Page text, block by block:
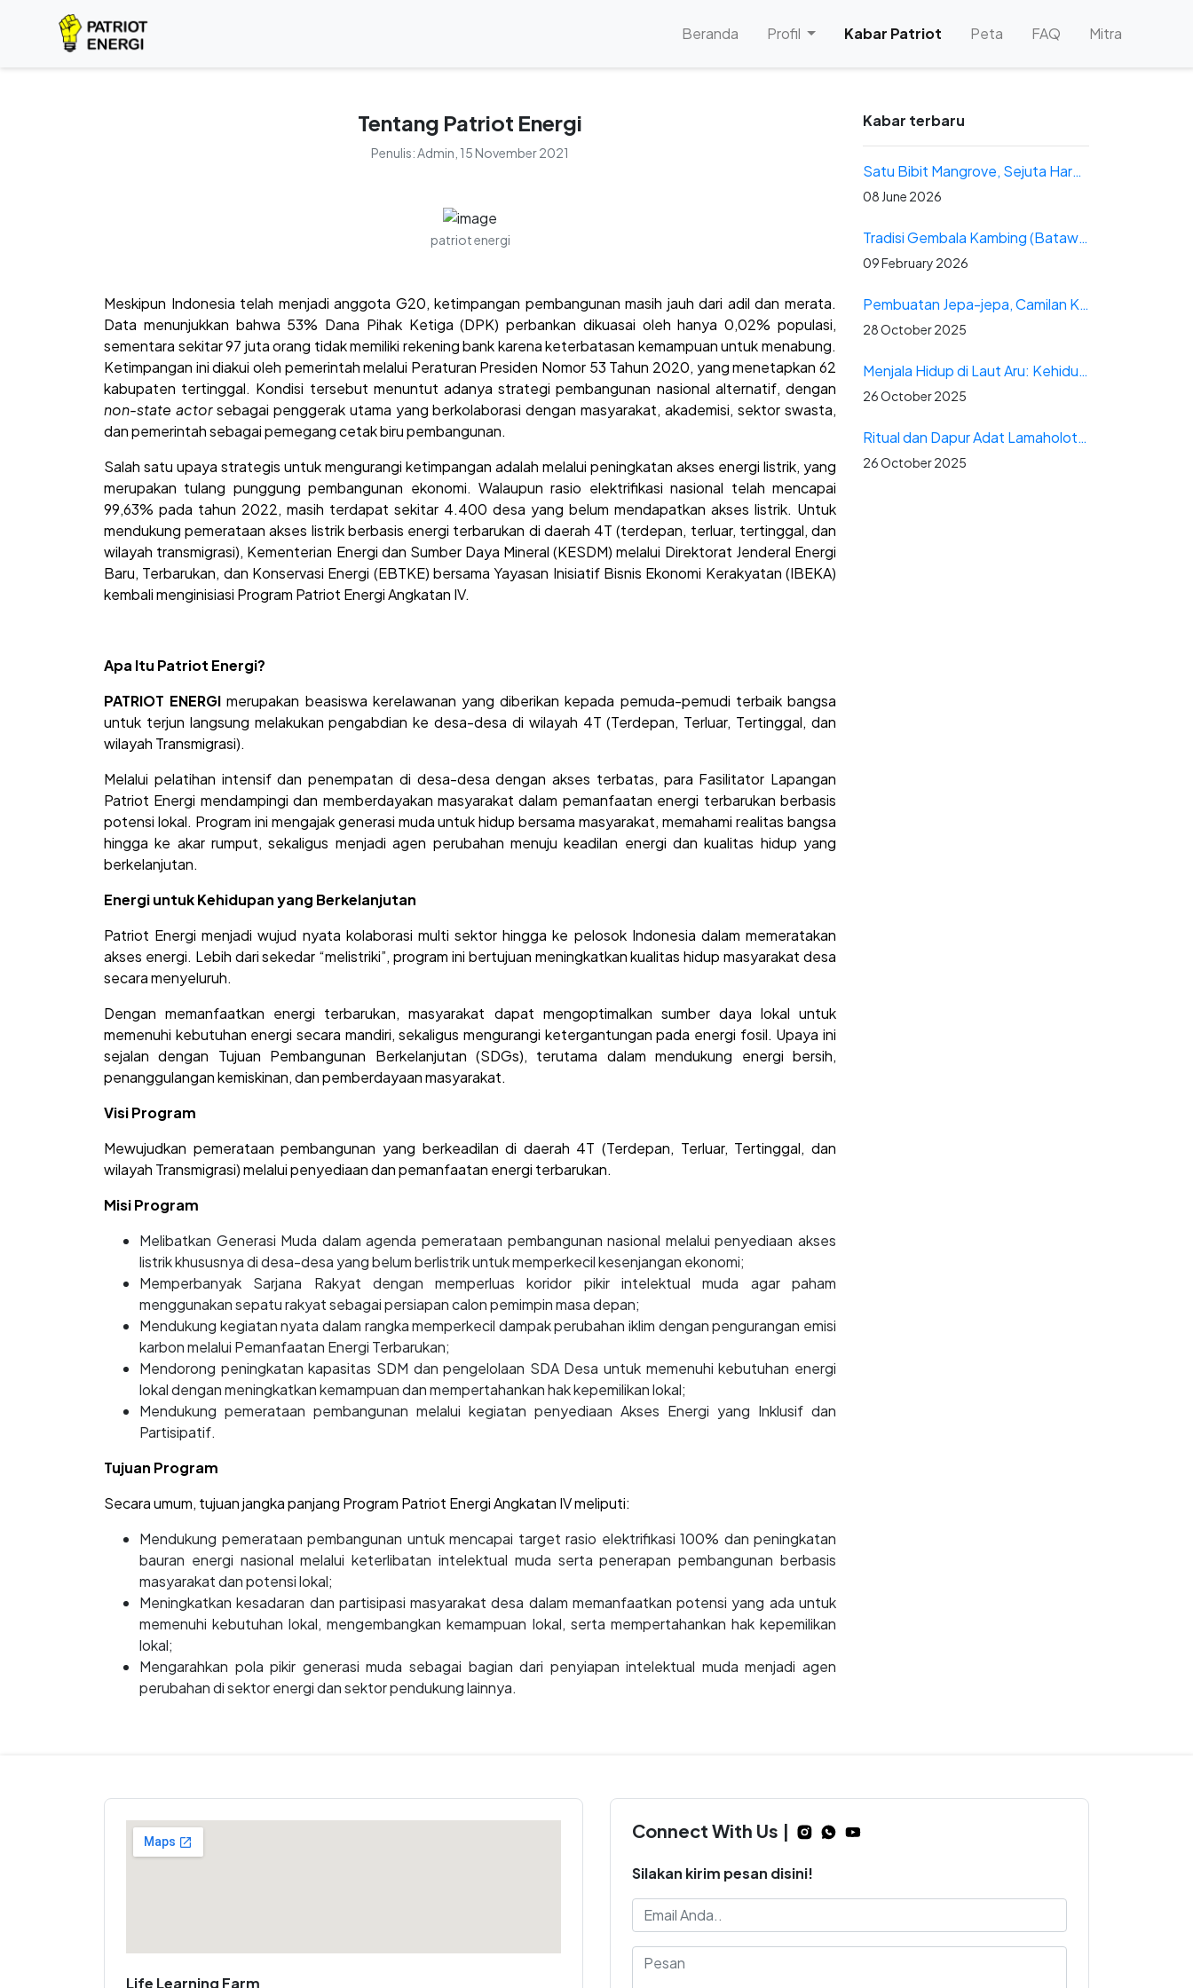
Beranda (current)
Profil Kabar Patriot Peta FAQ Mitra
Tentang Patriot Energi
Penulis:Admin , 15 November 2021
patriot energi
Meskipun Indonesia telah menjadi anggota G20, ketimpangan pembangunan masih jauh dari adil dan merata.
Data menunjukkan bahwa 53% Dana Pihak Ketiga (DPK) perbankan dikuasai oleh hanya 0,02% populasi,
sementara sekitar 97 juta orang tidak memiliki rekening bank karena keterbatasan kemampuan untuk menabung.
Ketimpangan ini diakui oleh pemerintah melalui Peraturan Presiden Nomor 53 Tahun 2020, yang menetapkan 62
kabupaten tertinggal. Kondisi tersebut menuntut adanya strategi pembangunan nasional alternatif, dengan
non-state actorsebagai penggerak utama yang berkolaborasi dengan masyarakat, akademisi, sektor swasta,
dan pemerintah sebagai pemegang cetak biru pembangunan.
Salah satu upaya strategis untuk mengurangi ketimpangan adalah melalui peningkatan akses energi listrik, yang
merupakan tulang punggung pembangunan ekonomi. Walaupun rasio elektrifikasi nasional telah mencapai
99,63% pada tahun 2022, masih terdapat sekitar 4.400 desa yang belum mendapatkan akses listrik. Untuk
mendukung pemerataan akses listrik berbasis energi terbarukan di daerah 4T (terdepan, terluar, tertinggal, dan
wilayah transmigrasi), Kementerian Energi dan Sumber Daya Mineral (KESDM) melalui Direktorat Jenderal Energi
Baru, Terbarukan, dan Konservasi Energi (EBTKE) bersama Yayasan Inisiatif Bisnis Ekonomi Kerakyatan (IBEKA)
kembali menginisiasi Program Patriot Energi Angkatan IV.
Apa Itu Patriot Energi?
PATRIOT ENERGI merupakan beasiswa kerelawanan yang diberikan kepada pemuda-pemudi terbaik bangsa
untuk terjun langsung melakukan pengabdian ke desa-desa di wilayah 4T (Terdepan, Terluar, Tertinggal, dan
wilayah Transmigrasi).
Melalui pelatihan intensif dan penempatan di desa-desa dengan akses terbatas, para Fasilitator Lapangan
Patriot Energi mendampingi dan memberdayakan masyarakat dalam pemanfaatan energi terbarukan berbasis
potensi lokal. Program ini mengajak generasi muda untuk hidup bersama masyarakat, memahami realitas bangsa
hingga ke akar rumput, sekaligus menjadi agen perubahan menuju keadilan energi dan kualitas hidup yang
berkelanjutan.
Energi untuk Kehidupan yang Berkelanjutan
Patriot Energi menjadi wujud nyata kolaborasi multi sektor hingga ke pelosok Indonesia dalam memeratakan
akses energi. Lebih dari sekedar “melistriki”, program ini bertujuan meningkatkan kualitas hidup masyarakat desa
secara menyeluruh.
Dengan memanfaatkan energi terbarukan, masyarakat dapat mengoptimalkan sumber daya lokal untuk
memenuhi kebutuhan energi secara mandiri, sekaligus mengurangi ketergantungan pada energi fosil. Upaya ini
sejalan dengan Tujuan Pembangunan Berkelanjutan (SDGs), terutama dalam mendukung energi bersih,
penanggulangan kemiskinan, dan pemberdayaan masyarakat.
Visi Program
Mewujudkan pemerataan pembangunan yang berkeadilan di daerah 4T (Terdepan, Terluar, Tertinggal, dan
wilayah Transmigrasi) melalui penyediaan dan pemanfaatan energi terbarukan.
Misi Program
Melibatkan Generasi Muda dalam agenda pemerataan pembangunan nasional melalui penyediaan akses
listrik khususnya di desa-desa yang belum berlistrik untuk memperkecil kesenjangan ekonomi;
Memperbanyak Sarjana Rakyat dengan memperluas koridor pikir intelektual muda agar paham
menggunakan sepatu rakyat sebagai persiapan calon pemimpin masa depan;
Mendukung kegiatan nyata dalam rangka memperkecil dampak perubahan iklim dengan pengurangan emisi
karbon melalui Pemanfaatan Energi Terbarukan;
Mendorong peningkatan kapasitas SDM dan pengelolaan SDA Desa untuk memenuhi kebutuhan energi
lokal dengan meningkatkan kemampuan dan mempertahankan hak kepemilikan lokal;
Mendukung pemerataan pembangunan melalui kegiatan penyediaan Akses Energi yang Inklusif dan
Partisipatif.
Tujuan Program
Secara umum, tujuan jangka panjang Program Patriot Energi Angkatan IV meliputi:
Mendukung pemerataan pembangunan untuk mencapai target rasio elektrifikasi 100% dan peningkatan
bauran energi nasional melalui keterlibatan intelektual muda serta penerapan pembangunan berbasis
masyarakat dan potensi lokal;
Meningkatkan kesadaran dan partisipasi masyarakat desa dalam memanfaatkan potensi yang ada untuk
memenuhi kebutuhan lokal, mengembangkan kemampuan lokal, serta mempertahankan hak kepemilikan
lokal;
Mengarahkan pola pikir generasi muda sebagai bagian dari penyiapan intelektual muda menjadi agen
perubahan di sektor energi dan sektor pendukung lainnya.
Kabar terbaru
Satu Bibit Mangrove, Sejuta Harapan untuk Papua: Buah Pendampingan Patriot Energi di Distrik Yerui
08 June 2026
Tradisi Gembala Kambing (Batawiti)
09 February 2026
Pembuatan Jepa-jepa, Camilan Khas Desa Koba Selfara
28 October 2025
Menjala Hidup di Laut Aru: Kehidupan Nelayan Desa Kobaseltimur
26 October 2025
Ritual dan Dapur Adat Lamaholot : Saat Leluhur Menjaga Pesta
26 October 2025
Life Learning Farm
Connect With Us |
Silakan kirim pesan disini!